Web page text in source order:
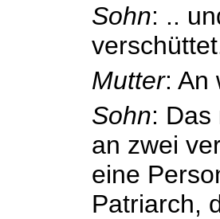
Sohn: ..
Mutter: An
Sohn: Das
an zwei
eine
Patriarch,